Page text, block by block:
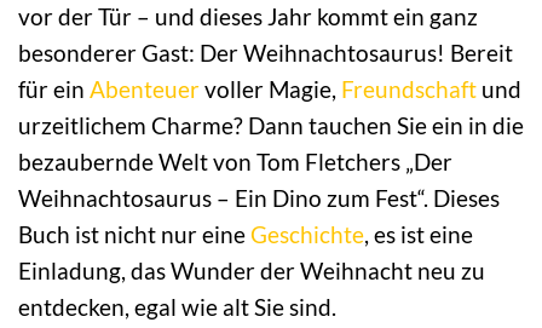
vor der Tür – und dieses Jahr kommt ein ganz
besonderer Gast: Der Weihnachtosaurus! Bereit
für ein Abenteuervoller Magie, Freundschaft und
urzeitlichem Charme? Dann tauchen Sie ein in die
bezaubernde Welt von Tom Fletchers „Der
Weihnachtosaurus – Ein Dino zum Fest“. Dieses
Buch ist nicht nur eineGeschichte , es ist eine
Einladung, das Wunder der Weihnacht neu zu
entdecken, egal wie alt Sie sind.